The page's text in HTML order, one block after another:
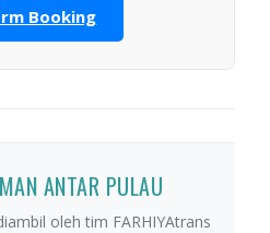
Booking
ANTAR PULAU
oleh tim FARHIYAtrans